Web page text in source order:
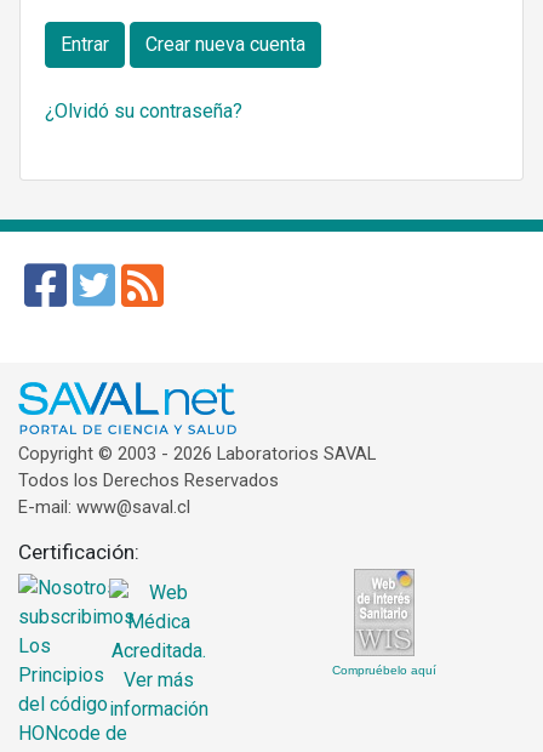
Entrar Crear nueva cuenta
¿Olvidó su contraseña?
Copyright © 2003 - 2026 Laboratorios SAVAL
Todos los Derechos Reservados
E-mail: www@saval.cl
Certificación:
Compruébelo aquí